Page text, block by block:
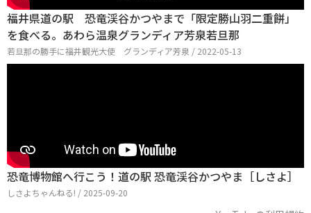
福井県道の駅 恐竜渓谷かつやまで「限定勝山羽二重餅」
を食べる。あわら温泉グランディア芳泉若旦那
若旦那の勝手に福井観光大使 グランディア芳泉 / 2022-05-13
恐竜博物館へ行こう！道の駅 恐竜渓谷かつやま［しさよ］
しさよちゃんねる! / 2025-09-20